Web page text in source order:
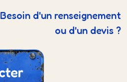
Besoin d'un renseignement
ou d'un devis ?